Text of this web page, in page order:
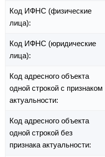
Код ИФНС (физические
лица):
Код ИФНС (юридические
лица):
Код адресного объекта
одной строкой с признаком
актуальности:
Код адресного объекта
одной строкой без
признака актуальности: